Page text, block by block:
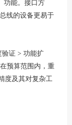
功能。接口方
线的设备更易于
验证 > 功能扩
预算范围内，重
度及其对复杂工